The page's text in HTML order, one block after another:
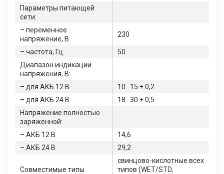
Параметры питающей
сети:
– переменное
напряжение, В
230
– частота, Гц
50
Диапазон индикации
напряжения, В:
– для АКБ 12 В
10…15 ± 0,2
– для АКБ 24 В
18…30 ± 0,5
Напряжение полностью
заряженной:
– АКБ 12 В
14,6
– АКБ 24 В
29,2
Совместимые типы
свинцово-кислотные всех
типов (WET/STD,